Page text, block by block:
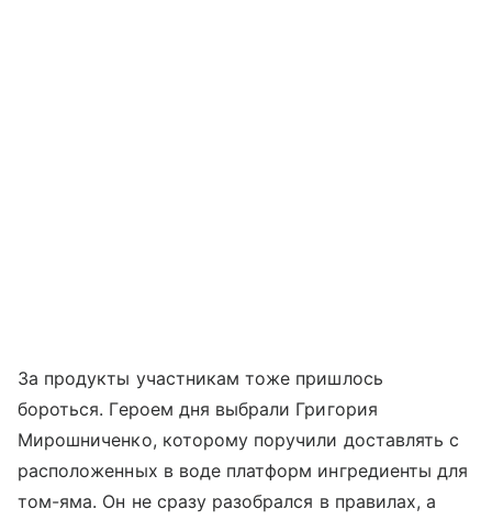
За продукты участникам тоже пришлось
бороться. Героем дня выбрали Григория
Мирошниченко, которому поручили доставлять с
расположенных в воде платформ ингредиенты для
том-яма. Он не сразу разобрался в правилах, а